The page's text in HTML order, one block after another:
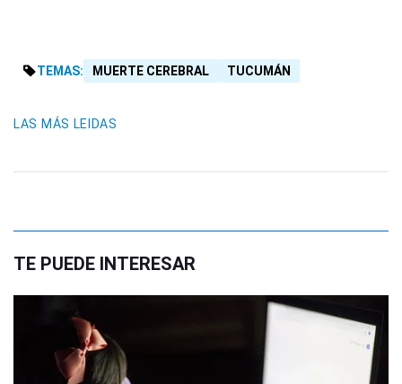
TEMAS: MUERTE CEREBRAL TUCUMÁN
LAS MÁS LEIDAS
TE PUEDE INTERESAR